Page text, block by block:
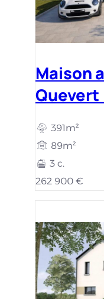
Maison
Quevert
391m²
89m²
3 c.
262 900 €